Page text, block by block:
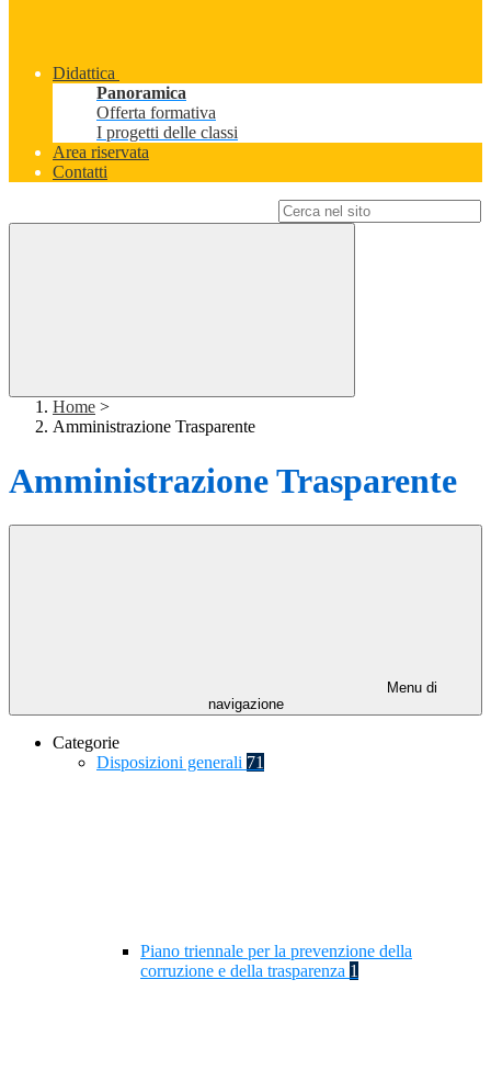
Didattica
Panoramica
Offerta formativa
I progetti delle classi
Area riservata
Contatti
Home >
Amministrazione Trasparente
Amministrazione Trasparente
Menu di
navigazione
Categorie
Disposizioni generali 71
Piano triennale per la prevenzione della
corruzione e della trasparenza 1